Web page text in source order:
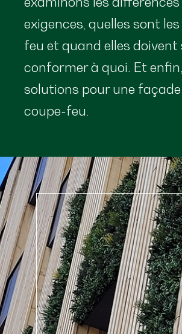
exigences, quelles sont
feu et quand elles doivent
conformer à quoi. Et
solutions pour une façade
coupe-feu.